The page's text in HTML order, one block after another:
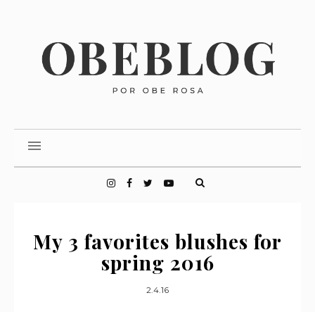
My 3 favorites blushes for
spring 2016
2.4.16